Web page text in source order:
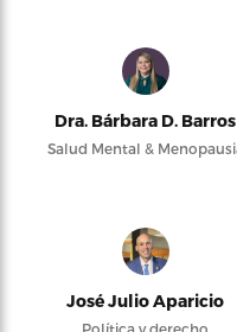
Dra. Bárbara D. Barros
Salud Mental &
José Julio Aparicio
Política y derecho